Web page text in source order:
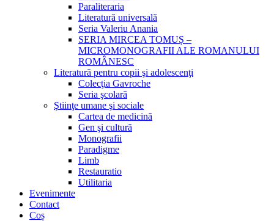
Paraliteraria
Literatură universală
Seria Valeriu Anania
SERIA MIRCEA TOMUȘ –
MICROMONOGRAFII ALE ROMANULUI
ROMÂNESC
Literatură pentru copii şi adolescenţi
Colecţia Gavroche
Seria şcolară
Ştiinţe umane şi sociale
Cartea de medicină
Gen şi cultură
Monografii
Paradigme
Limb
Restauratio
Utilitaria
Evenimente
Contact
Coș